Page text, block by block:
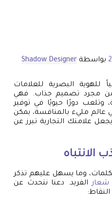
بواسطة Shadow Designer
للهوية البصرية للعلامات
من مجرد تصميم جذاب. فهي
دورًا حيويًا في توفير
عالم مليء بالمنافسة، يمكن
علامتك التجارية تبرز عن
الانتباه
وما يسهل عليهم تذكر
شعارالفريد. دعنا نتحدث عن